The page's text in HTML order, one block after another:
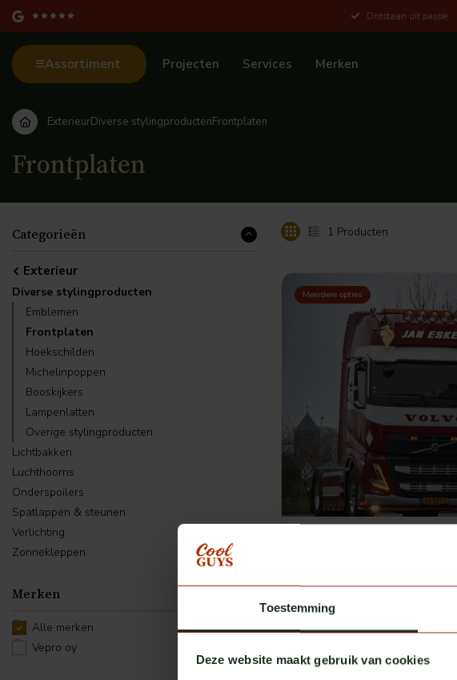
Toestemming
Deze website maakt gebruik van cookies
Ontstaan uit passie
Assortiment Projecten Services Merken
ExterieurDiverse stylingproductenFrontplaten
Frontplaten
Categorieën
Exterieur
Diverse stylingproducten
Emblemen
Frontplaten
Hoekschilden
Michelinpoppen
Booskijkers
Lampenlatten
Overige stylingproducten
Lichtbakken
Luchthoorns
Onderspoilers
Spatlappen & steunen
Verlichting
Zonnekleppen
Merken
Alle merken
Vepro oy
1 Producten
Meerdere opties